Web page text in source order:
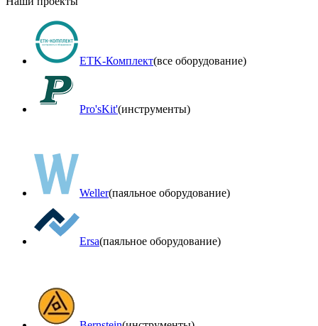
ETK-Комплект(все оборудование)
Pro'sKit'(инструменты)
Weller(паяльное оборудование)
Ersa(паяльное оборудование)